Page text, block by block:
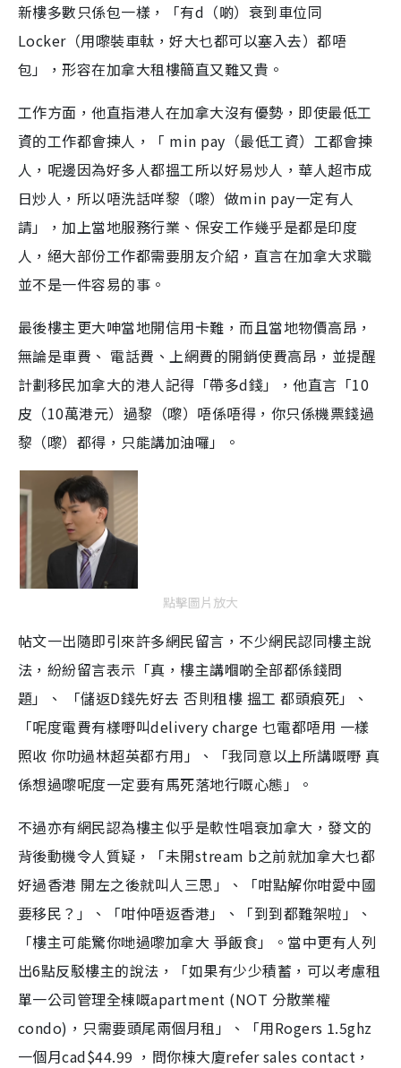
新樓多數只係包一樣，「有d（啲）衰到車位同
Locker（用嚟裝車軚，好大乜都可以塞入去）都唔
包」，形容在加拿大租樓簡直又難又貴。
工作方面，他直指港人在加拿大沒有優勢，即使最低工
資的工作都會揀人，「 min pay（最低工資）工都會揀
人，呢邊因為好多人都搵工所以好易炒人，華人超市成
日炒人，所以唔洗話咩黎（嚟）做min pay一定有人
請」，加上當地服務行業、保安工作幾乎是都是印度
人，絕大部份工作都需要朋友介紹，直言在加拿大求職
並不是一件容易的事。
最後樓主更大呻當地開信用卡難，而且當地物價高昂，
無論是車費、 電話費、上網費的開銷使費高昂，並提醒
計劃移民加拿大的港人記得「帶多d錢」，他直言「10
皮（10萬港元）過黎（嚟）唔係唔得，你只係機票錢過
黎（嚟）都得，只能講加油囉」。
點擊圖片放大
帖文一出隨即引來許多網民留言，不少網民認同樓主說
法，紛紛留言表示「真，樓主講嗰啲全部都係錢問
題」、 「儲返D錢先好去 否則租樓 搵工 都頭痕死」、
「呢度電費有樣嘢叫delivery charge 乜電都唔用 一樣
照收 你叻過林超英都冇用」、「我同意以上所講嘅嘢 真
係想過嚟呢度一定要有馬死落地行嘅心態」。
不過亦有網民認為樓主似乎是軟性唱衰加拿大，發文的
背後動機令人質疑，「未開stream b之前就加拿大乜都
好過香港 開左之後就叫人三思」、「咁點解你咁愛中國
要移民？」、「咁仲唔返香港」、「到到都難架啦」、
「樓主可能驚你哋過嚟加拿大 爭飯食」。當中更有人列
出6點反駁樓主的說法，「如果有少少積蓄，可以考慮租
單一公司管理全棟嘅apartment (NOT 分散業權
condo)，只需要頭尾兩個月租」、「用Rogers 1.5ghz
一個月cad$44.99 ，問你棟大廈refer sales contact，